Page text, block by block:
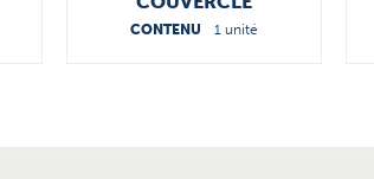
CONTENU 1 unité